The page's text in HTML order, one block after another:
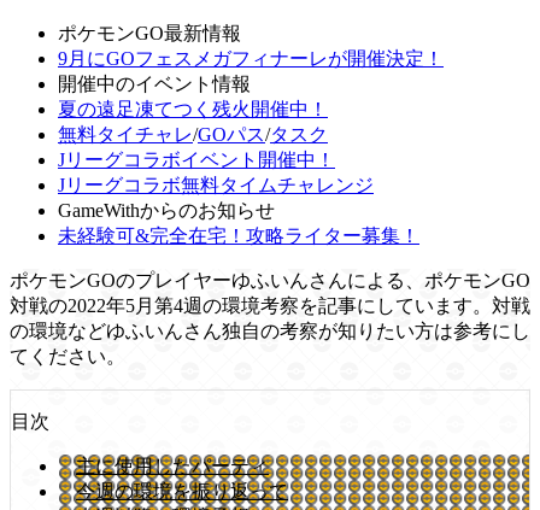
ポケモンGO最新情報
9月にGOフェスメガフィナーレが開催決定！
開催中のイベント情報
夏の遠足凍てつく残火開催中！
無料タイチャレ/GOパス/タスク
Jリーグコラボイベント開催中！
Jリーグコラボ無料タイムチャレンジ
GameWithからのお知らせ
未経験可&完全在宅！攻略ライター募集！
ポケモンGOのプレイヤーゆふいんさんによる、ポケモンGO
対戦の2022年5月第4週の環境考察を記事にしています。対戦
の環境などゆふいんさん独自の考察が知りたい方は参考にし
てください。
目次
主に使用したパーティ
今週の環境を振り返って